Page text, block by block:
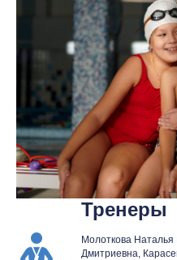
Тренеры
Молоткова
Дмитриевна,